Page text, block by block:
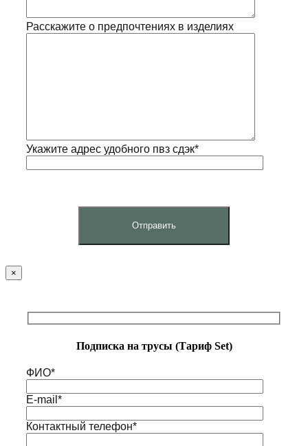
Расскажите о предпочтениях в изделиях
Укажите адрес удобного пвз сдэк*
×
Подписка на трусы (Тариф Set)
ФИО*
E-mail*
Контактный телефон*